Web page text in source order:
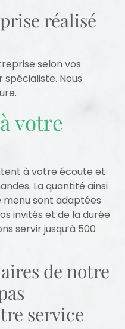
réalisé
selon vos
Nous
votre
à votre écoute et
La quantité ainsi
sont adaptées
invités et de la durée
servir jusqu’à 500
de notre
service